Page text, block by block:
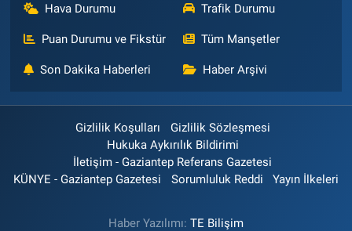
Hava Durumu Trafik Durumu
Puan Durumu ve Fikstür Tüm Manşetler
Son Dakika Haberleri Haber Arşivi
Gizlilik Koşulları
Gizlilik Sözleşmesi
Hukuka Aykırılık Bildirimi
İletişim - Gaziantep Referans Gazetesi
KÜNYE - Gaziantep Gazetesi
Sorumluluk Reddi Yayın İlkeleri
Haber Yazılımı: TE Bilişim